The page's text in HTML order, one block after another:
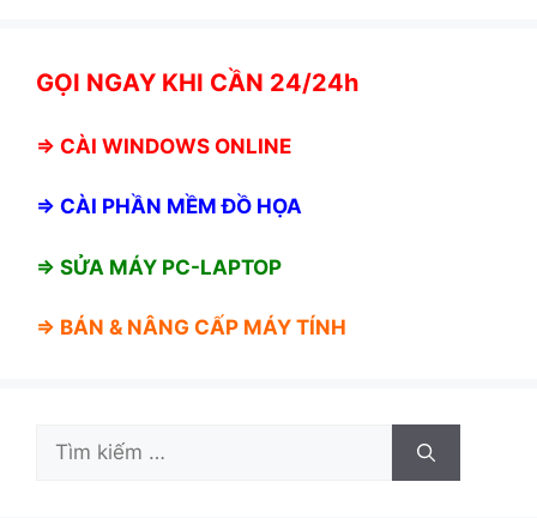
GỌI NGAY KHI CẦN 24/24h
⇒ CÀI WINDOWS ONLINE
⇒ CÀI PHẦN MỀM ĐỒ HỌA
⇒ SỬA MÁY PC-LAPTOP
⇒ BÁN & NÂNG CẤP MÁY TÍNH
Tìm